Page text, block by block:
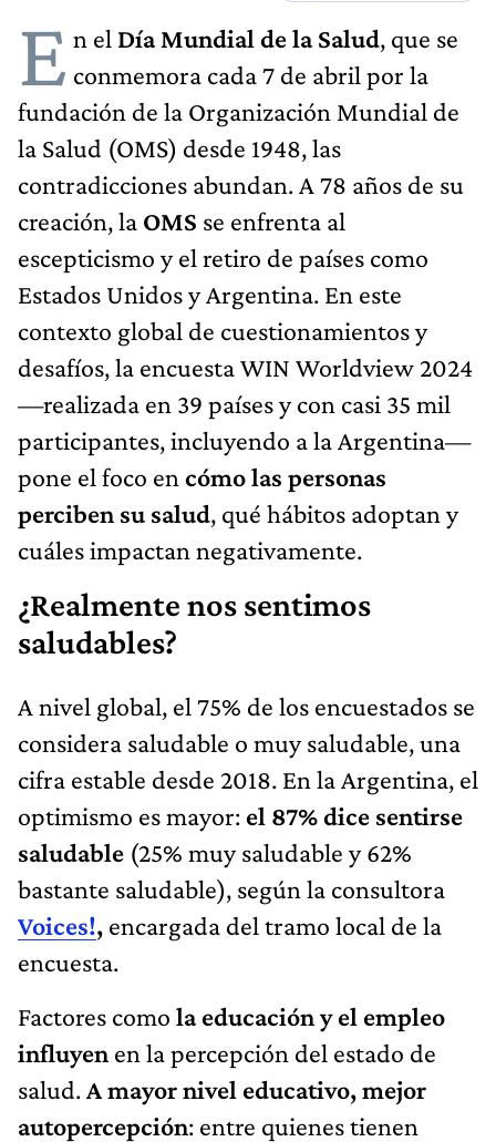
E n el Día Mundial de la Salud, que se
conmemora cada 7 de abril por la
fundación de la Organización Mundial de
la Salud (OMS) desde 1948, las
contradicciones abundan. A 78 años de su
creación, la OMS se enfrenta al
escepticismo y el retiro de países como
Estados Unidos y Argentina. En este
contexto global de cuestionamientos y
desafíos, la encuesta WIN Worldview 2024
—realizada en 39 países y con casi 35 mil
participantes, incluyendo a la Argentina—
pone el foco en cómo las personas
perciben su salud, qué hábitos adoptan y
cuáles impactan negativamente.
¿Realmente nos sentimos
saludables?
A nivel global, el 75% de los encuestados se
considera saludable o muy saludable, una
cifra estable desde 2018. En la Argentina, el
optimismo es mayor: el 87% dice sentirse
saludable (25% muy saludable y 62%
bastante saludable), según la consultora
Voices!, encargada del tramo local de la
encuesta.
Factores como la educación y el empleo
influyen en la percepción del estado de
salud.A mayor nivel educativo, mejor
autopercepción: entre quienes tienen